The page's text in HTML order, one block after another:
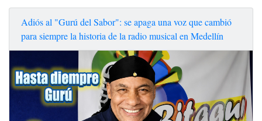
Adiós al "Gurú del Sabor": se apaga una voz que cambió
para siempre la historia de la radio musical en Medellín